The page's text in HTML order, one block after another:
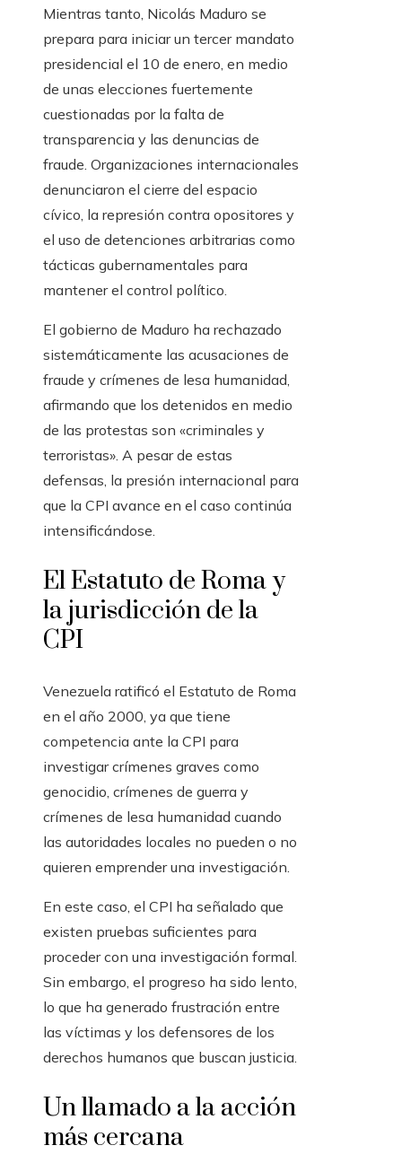
Mientras tanto, Nicolás Maduro se
prepara para iniciar un tercer mandato
presidencial el 10 de enero, en medio
de unas elecciones fuertemente
cuestionadas por la falta de
transparencia y las denuncias de
fraude. Organizaciones internacionales
denunciaron el cierre del espacio
cívico, la represión contra opositores y
el uso de detenciones arbitrarias como
tácticas gubernamentales para
mantener el control político.
El gobierno de Maduro ha rechazado
sistemáticamente las acusaciones de
fraude y crímenes de lesa humanidad,
afirmando que los detenidos en medio
de las protestas son «criminales y
terroristas». A pesar de estas
defensas, la presión internacional para
que la CPI avance en el caso continúa
intensificándose.
El Estatuto de Roma y
la jurisdicción de la
CPI
Venezuela ratificó el Estatuto de Roma
en el año 2000, ya que tiene
competencia ante la CPI para
investigar crímenes graves como
genocidio, crímenes de guerra y
crímenes de lesa humanidad cuando
las autoridades locales no pueden o no
quieren emprender una investigación.
En este caso, el CPI ha señalado que
existen pruebas suficientes para
proceder con una investigación formal.
Sin embargo, el progreso ha sido lento,
lo que ha generado frustración entre
las víctimas y los defensores de los
derechos humanos que buscan justicia.
Un llamado a la acción
más cercana